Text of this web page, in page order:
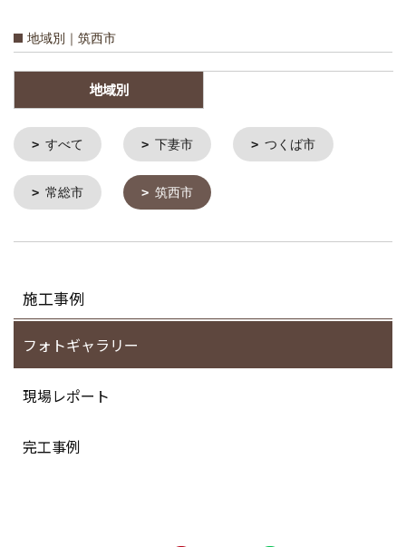
地域別｜筑西市
地域別
すべて 下妻市 つくば市
常総市 筑西市
施工事例
フォトギャラリー
現場レポート
完工事例